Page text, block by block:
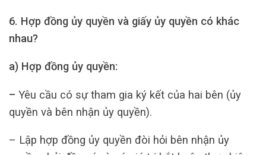
6. Hợp đồng ủy quyền và giấy ủy quyền có khác
nhau?
a) Hợp đồng ủy quyền:
– Yêu cầu có sự tham gia ký kết của hai bên (ủy
quyền và bên nhận ủy quyền).
– Lập hợp đồng ủy quyền đòi hỏi bên nhận ủy